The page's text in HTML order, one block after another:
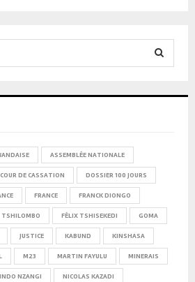
ASSEMBLÉE NATIONALE
COUR DE CASSATION DOSSIER 100 JOURS
FRANCE FRANCK DIONGO
TSHILOMBO FÉLIX TSHISEKEDI GOMA
JUSTICE KABUND KINSHASA
M23 MARTIN FAYULU MINERAIS
NZANGI NICOLAS KAZADI